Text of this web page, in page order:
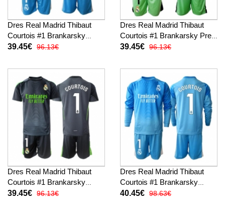
Dres Real Madrid Thibaut
Courtois #1 Brankarsky
Domáci pre deti 2025-26
39.45€ 96.13€
Dres Real Madrid Thibaut
Courtois #1 Brankarsky Preč
pre deti 2025-26 Krátky
39.45€ 96.13€
Dres Real Madrid Thibaut
Courtois #1 Brankarsky
Tretina pre deti 2025-26
39.45€ 96.13€
Dres Real Madrid Thibaut
Courtois #1 Brankarsky
Domáci pre deti 2025-26 Dlhy
40.45€ 98.63€